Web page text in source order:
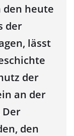
den heute
der
lässt
der
an der
Der
den